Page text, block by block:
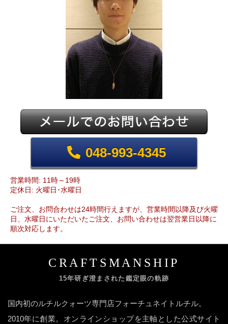
048-993-4345
営業時間: 11時～19時
定休日: 火曜日･水曜日
ご注文、お問合わせは24時間行えますが、営業時間以降及び火曜
日、水曜日にいただいたご注文、お問い合わせは翌営業日以降に
順次対応します。
CRAFTSMANSHIP
15年研ぎ澄まされた鑑定眼の軌跡
国内初のルチルクォーツ専門店フォーチュネイトルチル。
2010年に創業。オンラインショップを主軸とした公式サイト